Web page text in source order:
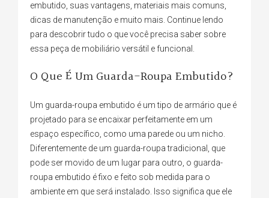
embutido, suas vantagens, materiais mais comuns,
dicas de manutenção e muito mais. Continue lendo
para descobrir tudo o que você precisa saber sobre
essa peça de mobiliário versátil e funcional.
O Que É Um Guarda-Roupa Embutido?
Um guarda-roupa embutido é um tipo de armário que é
projetado para se encaixar perfeitamente em um
espaço específico, como uma parede ou um nicho.
Diferentemente de um guarda-roupa tradicional, que
pode ser movido de um lugar para outro, o guarda-
roupa embutido é fixo e feito sob medida para o
ambiente em que será instalado. Isso significa que ele